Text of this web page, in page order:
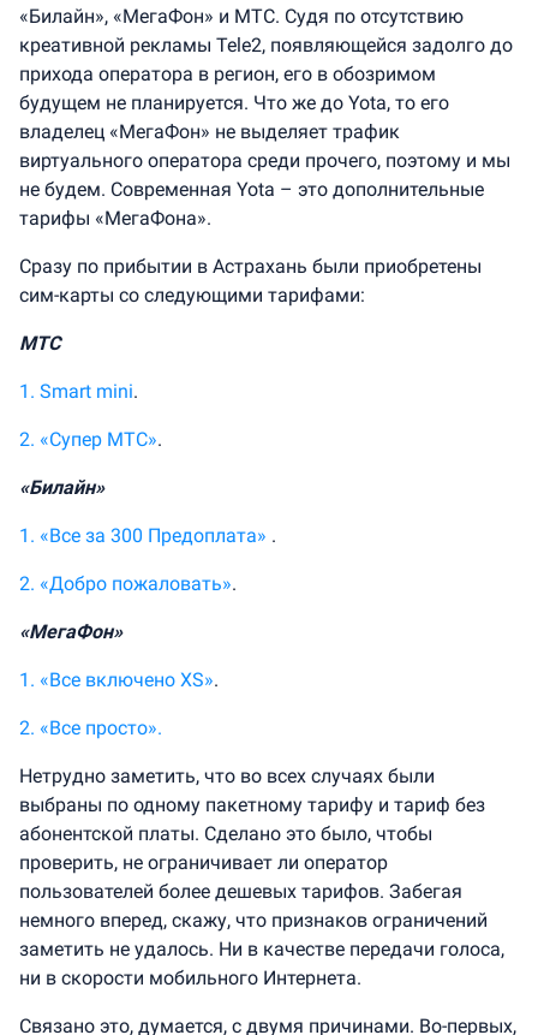
«Билайн», «МегаФон» и МТС. Судя по отсутствию
креативной рекламы Tele2, появляющейся задолго до
прихода оператора в регион, его в обозримом
будущем не планируется. Что же до Yota, то его
владелец «МегаФон» не выделяет трафик
виртуального оператора среди прочего, поэтому и мы
не будем. Современная Yota – это дополнительные
тарифы «МегаФона».
Сразу по прибытии в Астрахань были приобретены
сим-карты со следующими тарифами:
МТС
1. Smart mini.
2. «Супер МТС».
«Билайн»
1. «Все за 300 Предоплата» .
2. «Добро пожаловать».
«МегаФон»
1. «Все включено XS».
2. «Все просто».
Нетрудно заметить, что во всех случаях были
выбраны по одному пакетному тарифу и тариф без
абонентской платы. Сделано это было, чтобы
проверить, не ограничивает ли оператор
пользователей более дешевых тарифов. Забегая
немного вперед, скажу, что признаков ограничений
заметить не удалось. Ни в качестве передачи голоса,
ни в скорости мобильного Интернета.
Связано это, думается, с двумя причинами. Во-первых,